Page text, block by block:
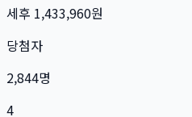
세후 1,433,960원
당첨자
2,844명
4